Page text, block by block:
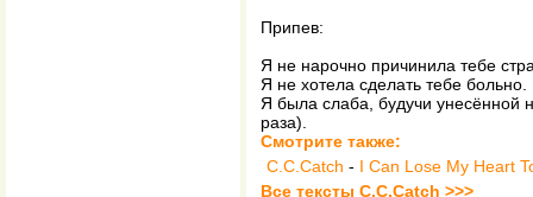
Припев:
Я не нарочно причинила тебе
Я не хотела сделать тебе больно.
Я была слаба, будучи унесённой
раза).
Смотрите также:
С.C.Catch - I Can Lose My Heart
Все тексты С.C.Catch >>>